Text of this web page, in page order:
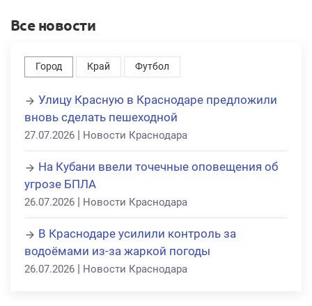
Все новости
Город Край Футбол
Улицу Красную в Краснодаре предложили
вновь сделать пешеходной
27.07.2026 | Новости Краснодара
На Кубани ввели точечные оповещения об
угрозе БПЛА
26.07.2026 | Новости Краснодара
В Краснодаре усилили контроль за
водоёмами из-за жаркой погоды
26.07.2026 | Новости Краснодара